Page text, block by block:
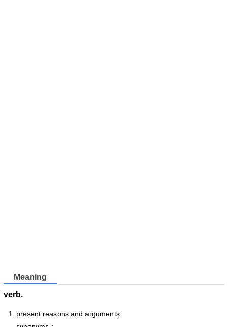
Meaning
verb.
present reasons and arguments